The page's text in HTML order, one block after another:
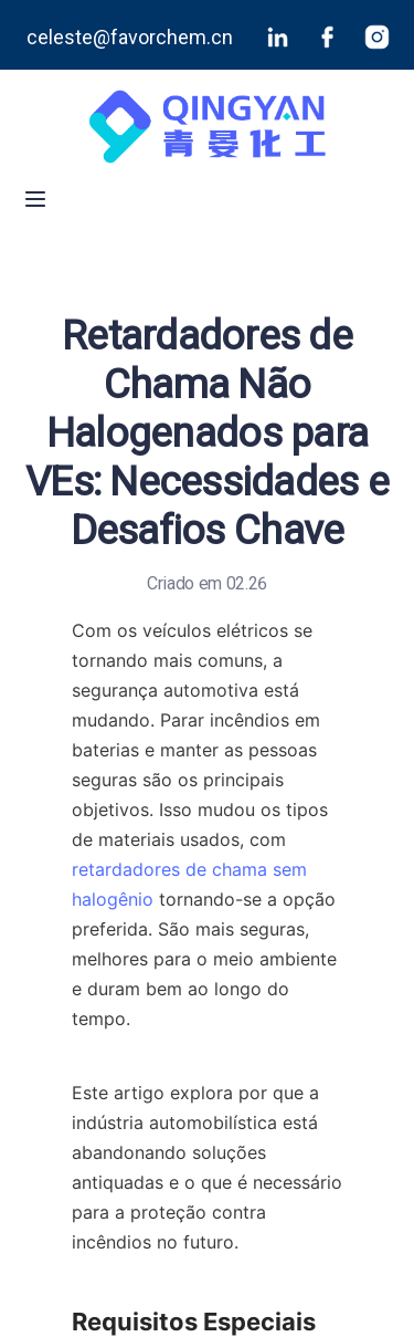
celeste@favorchem.cn
Retardadores de
Chama Não
Halogenados para
VEs: Necessidades e
Desafios Chave
Criado em 02.26
Com os veículos elétricos se
tornando mais comuns, a
segurança automotiva está
mudando. Parar incêndios em
baterias e manter as pessoas
seguras são os principais
objetivos. Isso mudou os tipos
retardadores de chama sem
halogênio tornando-se a opção
preferida. São mais seguras,
melhores para o meio ambiente
e duram bem ao longo do
tempo.
Este artigo explora por que a
indústria automobilística está
abandonando soluções
antiquadas e o que é necessário
para a proteção contra
incêndios no futuro.
Requisitos Especiais
Blog
Contate-Nos